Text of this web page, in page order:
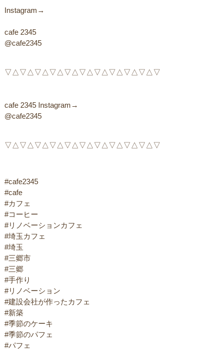
Instagram→
cafe 2345
@cafe2345
▽△▽△▽△▽△▽△▽△▽△▽△▽△▽△▽ ㅤ
cafe 2345 Instagram→ㅤㅤ
@cafe2345
▽△▽△▽△▽△▽△▽△▽△▽△▽△▽△▽
#cafe2345
#cafe
#カフェ
#コーヒー
#リノベーションカフェ
#埼玉カフェ
#埼玉
#三郷市
#三郷
#手作り
#リノベーション
#建設会社が作ったカフェ
#新築
#季節のケーキ
#季節のパフェ
#パフェ